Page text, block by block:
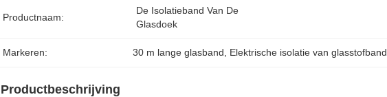
Productnaam:
De Isolatieband Van De
Glasdoek
Markeren: 30 m lange glasband Elektrische isolatie van glasstofband
Productbeschrijving